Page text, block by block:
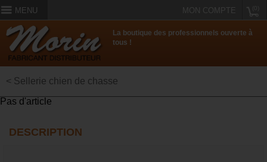
MENU MON COMPTE
La boutique des professionnels ouverte à
tous !
< Sellerie chien de chasse
Pas d'article
DESCRIPTION